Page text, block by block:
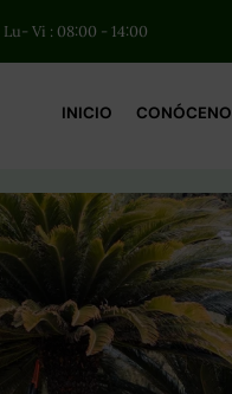
Lu- Vi : 08:00 - 14:00
INICIO